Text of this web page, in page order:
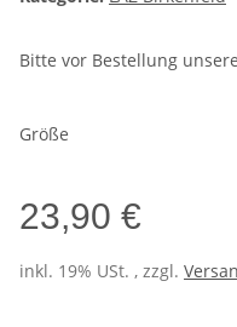
Bitte vor Bestellung unsere
Größe
23,90 €
inkl. 19% USt. , zzgl.